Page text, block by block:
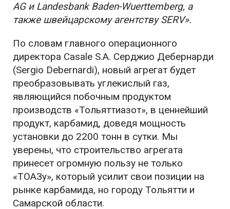
AG и Landesbank Baden-Wuerttemberg, а
также швейцарскому агентству SERV».
По словам главного операционного
директора Casale S.A. Серджио Дебернарди
(Sergio Debernardi), новый агрегат будет
преобразовывать углекислый газ,
являющийся побочным продуктом
производств «Тольяттиазот», в ценнейший
продукт, карбамид, доведя мощность
установки до 2200 тонн в сутки. Мы
уверены, что строительство агрегата
принесет огромную пользу не только
«ТОАЗу», который усилит свои позиции на
рынке карбамида, но городу Тольятти и
Самарской области.